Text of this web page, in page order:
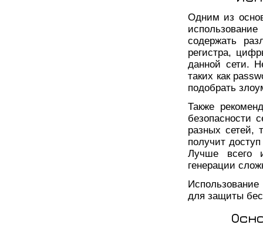
Одним из
содержать
регистра,
данной сети.
таких как
подобрать
Также
безопасности
разных сетей,
получит
Лучше всего
генерации
для защиты